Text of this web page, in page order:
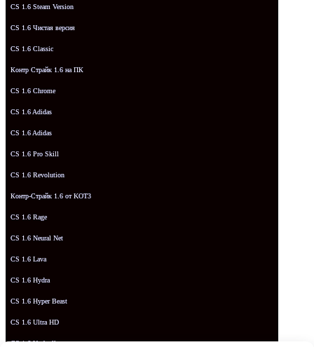
CS 1.6 Steam Version
CS 1.6 Чистая версия
CS 1.6 Classic
Контр Страйк 1.6 на ПК
CS 1.6 Chrome
CS 1.6 Adidas
CS 1.6 Adidas
CS 1.6 Pro Skill
CS 1.6 Revolution
Контр-Страйк 1.6 от KOT3
CS 1.6 Rage
CS 1.6 Neural Net
CS 1.6 Lava
CS 1.6 Hydra
CS 1.6 Hyper Beast
CS 1.6 Ultra HD
CS 1.6 Umbrella